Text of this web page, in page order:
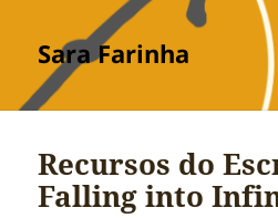
Sara Farinha
Recursos do
Falling into